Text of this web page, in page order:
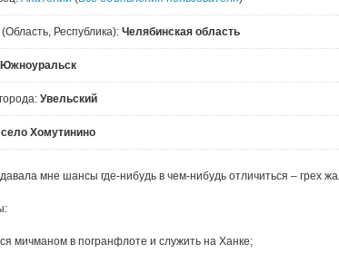
(Область, Республика): Челябинская область
Южноуральск
Увельский
село Хомутинино
мне шансы где-нибудь в чем-нибудь отличиться – грех
мичманом в погранфлоте и служить на Ханке;